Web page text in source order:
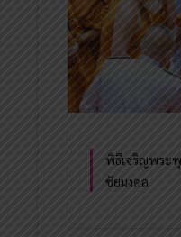
พิธีเจริญพระ
ชัยมงคล